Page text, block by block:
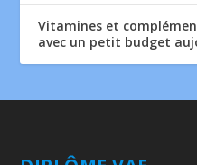
Vitamines et
avec un petit budget